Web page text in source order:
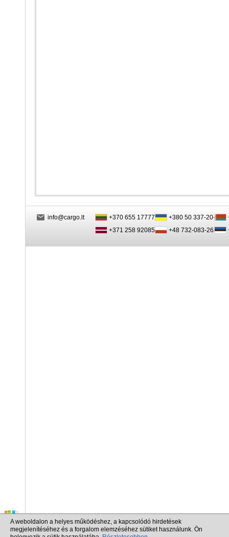
info@cargo.lt
+370 655 17777
+371 258 92085
+380 50 337-20-47
+48 732-083-262
A weboldalon a helyes működéshez, a kapcsolódó hirdetések
megjelenítéséhez és a forgalom elemzéséhez sütiket használunk. Ön